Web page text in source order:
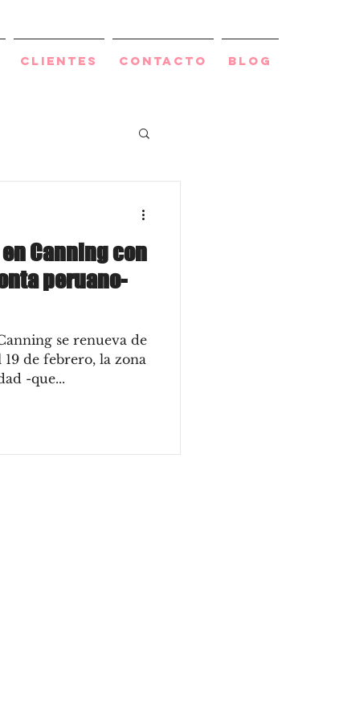
Clientes Contacto BLOG
Canning con
peruano-
se renueva de
19 de febrero, la zona
-que...